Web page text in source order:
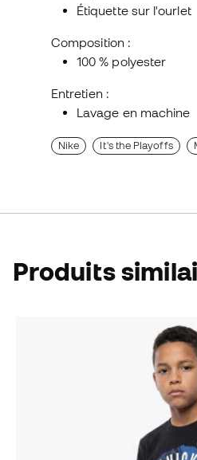
Étiquette sur l'ourlet
Composition :
100 % polyester
Entretien :
Lavage en machine
Nike It's the Playoffs
Produits